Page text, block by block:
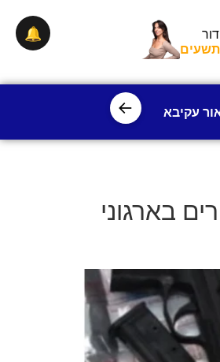
עקיבא פרדס חנה
←
בהם בכירים בארגוני
🔔